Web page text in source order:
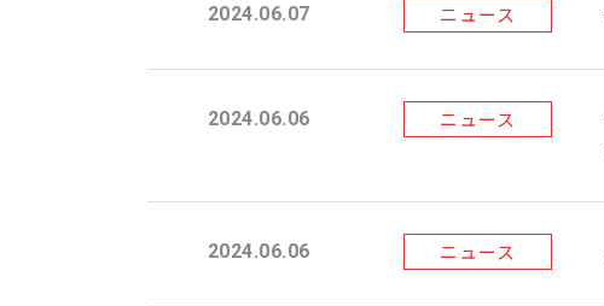
2024.06.07 ニュース
2024.06.06 ニュース
2024.06.06 ニュース